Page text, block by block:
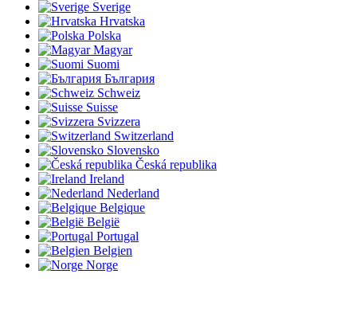
Sverige
Hrvatska
Polska
Magyar
Suomi
България
Schweiz
Suisse
Svizzera
Switzerland
Slovensko
Česká republika
Ireland
Nederland
Belgique
België
Portugal
Belgien
Norge